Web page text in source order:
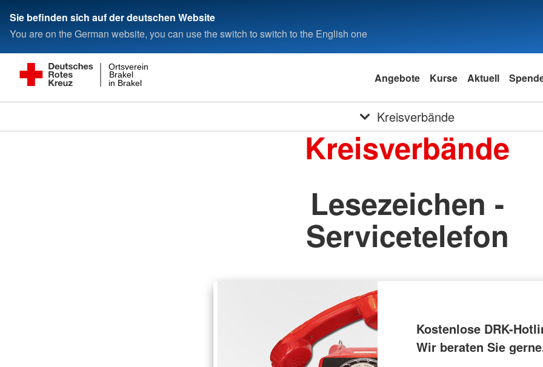
Sie befinden sich auf der deutschen Website
You are on the German website, you can use the switch to switch to the English one
in Brakel
Brakel
Ortsverein
Angebote Kurse Aktuell
Kreisverbände
Kreisverbände
Lesezeichen -
Servicetelefon
Kostenlose DRK-
Wir beraten Sie